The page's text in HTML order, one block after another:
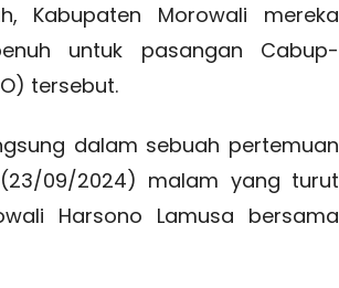
Kabupaten Morowali mereka
untuk pasangan Cabup-
tersebut.
dalam sebuah pertemuan
09/2024) malam yang turut
Harsono Lamusa bersama